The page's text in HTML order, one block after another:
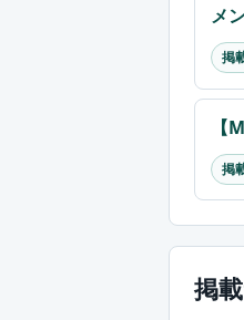
メ
掲
掲
掲